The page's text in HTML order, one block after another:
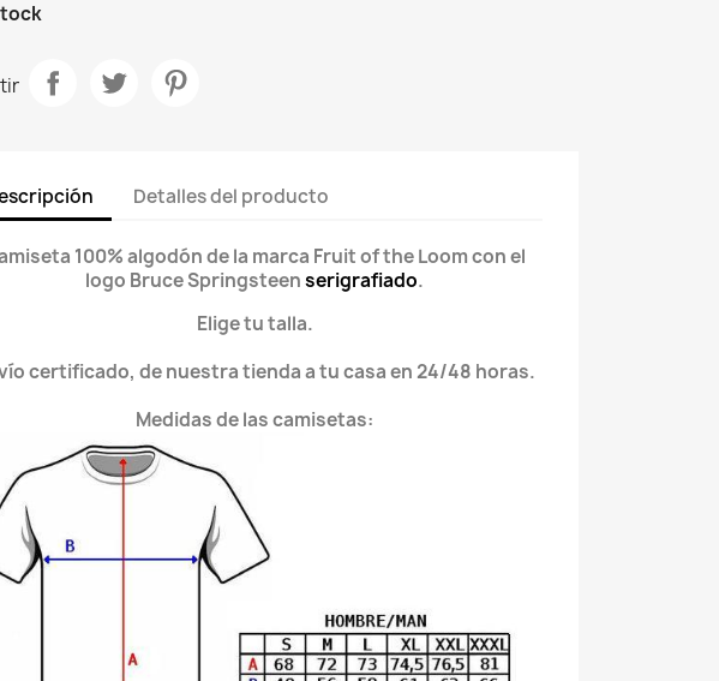
Detalles del producto
100% algodón de la marca Fruit of the Loom con el
logo Bruce Springsteenserigrafiado.
Elige tu talla.
certificado, de nuestra tienda a tu casa en 24/48 horas.
Medidas de las camisetas: